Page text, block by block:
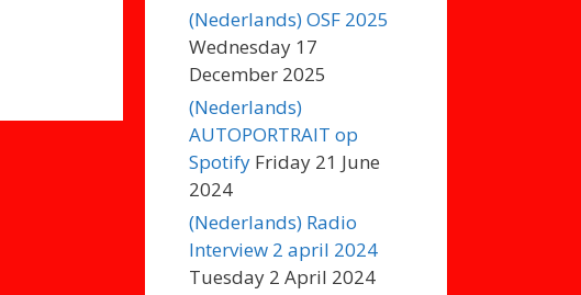
(Nederlands) OSF 2025
Wednesday 17
December 2025
(Nederlands)
AUTOPORTRAIT op
Spotify Friday 21 June
2024
(Nederlands) Radio
Interview 2 april 2024
Tuesday 2 April 2024